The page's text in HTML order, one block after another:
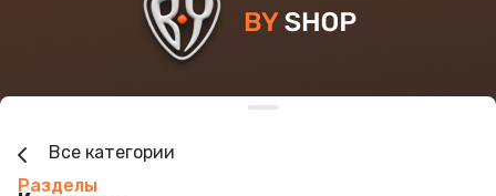
Все категории
Разделы